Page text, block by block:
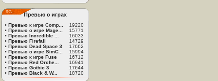
Превью о играх
• Превью к игре Comp...
19220
• Превью о игре Mage...
15771
• Превью Incredible ...
16033
• Превью Firefall
14729
• Превью Dead Space 3
17662
• Превью о игре SimC...
15994
• Превью к игре Fuse
16712
• Превью Red Orche...
16941
• Превью Gothic 3
17644
• Превью Black & W... 18720